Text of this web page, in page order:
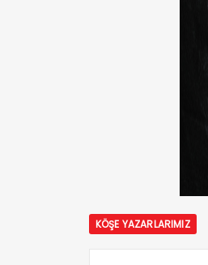
KÖŞE YAZARLARIMIZ